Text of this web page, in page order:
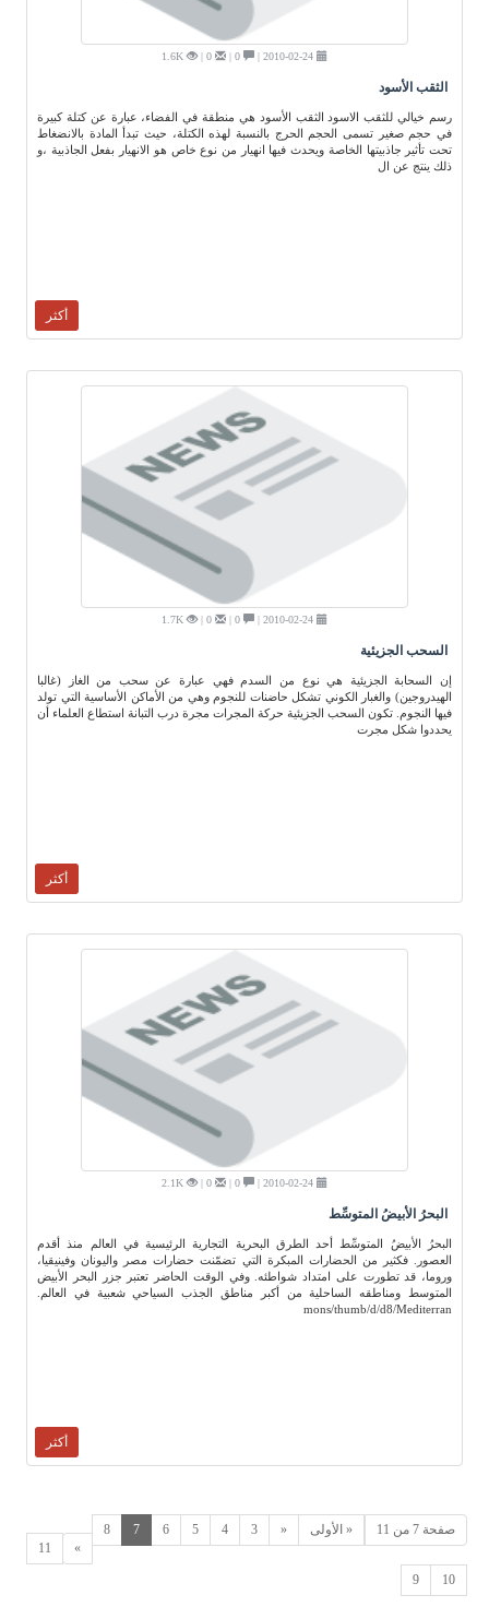
1.6K
الثقب الأسود
رسم خيالي للثقب الاسود الثقب الأسود هي منطقة في الفضاء، عبارة عن كتلة كبيرة
في حجم صغير تسمى الحجم الحرج بالنسبة لهذه الكتلة، حيث تبدأ المادة بالانضغاط
تحت تأثير جاذبيتها الخاصة ويحدث فيها انهيار من نوع خاص هو الانهيار بفعل الجاذبية ،و
ذلك ينتج عن ال
أكثر
1.7K
السحب الجزيئية
إن السحابة الجزيئية هي نوع من السدم فهي عبارة عن سحب من الغاز (غالبا
الهيدروجين) والغبار الكوني تشكل حاضنات للنجوم وهي من الأماكن الأساسية التي تولد
فيها النجوم. تكون السحب الجزيئية حركة المجرات مجرة درب التبانة استطاع العلماء أن
يحددوا شكل مجرت
أكثر
2.1K
البحرُ الأبيضُ المتوسِّط
البحرُ الأبيضُ المتوسِّط أحد الطرق البحرية التجارية الرئيسية في العالم منذ أقدم
العصور. فكثير من الحضارات المبكرة التي تضمّنت حضارات مصر واليونان وفينيقيا،
وروما، قد تطورت على امتداد شواطئه. وفي الوقت الحاضر تعتبر جزر البحر الأبيض
المتوسط ومناطقه الساحلية من أكبر مناطق الجذب السياحي شعبية في العالم.
mons/thumb/d/d8/Mediterran
أكثر
صفحة 7 من 11 « الأولى «
3
4
5
6
7
8
9 10
11 »